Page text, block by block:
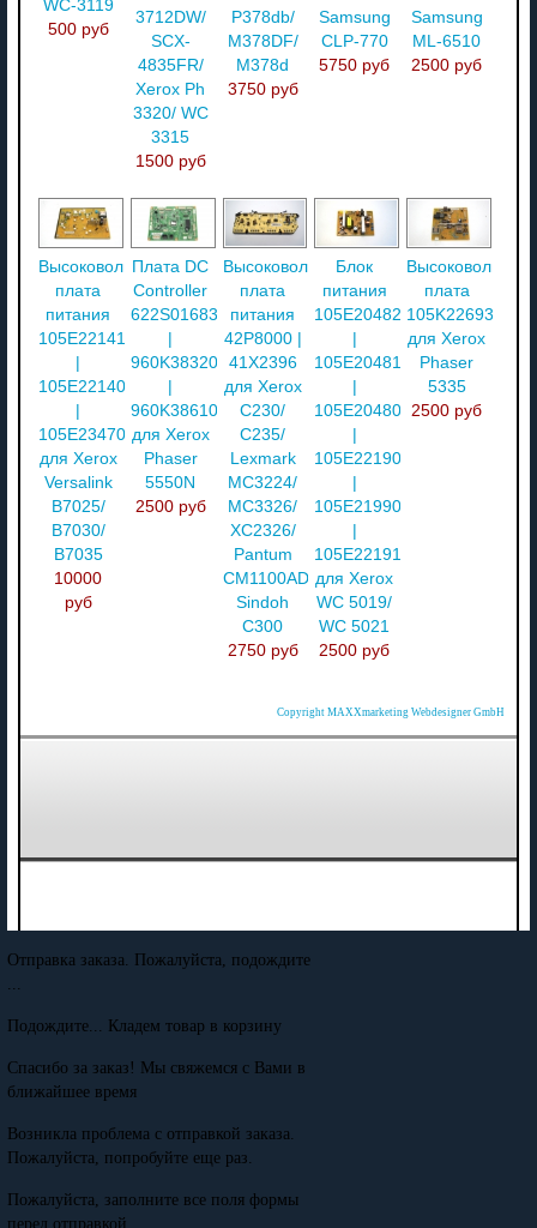
WC-3119
500 руб
3712DW/
SCX-
4835FR/
Xerox Ph
3320/ WC
3315
1500 руб
P378db/
M378DF/
M378d
3750 руб
Samsung
CLP-770
5750 руб
Samsung
ML-6510
2500 руб
Высоковольтная
плата
питания
105E22141
|
105E22140
|
105E23470
для Xerox
Versalink
B7025/
B7030/
B7035
10000
руб
Плата DC
Controller
622S01683
|
960K38320
|
960K38610
для Xerox
Phaser
5550N
2500 руб
Высоковольтная
плата
питания
42P8000 |
41X2396
для Xerox
C230/
C235/
Lexmark
MC3224/
MC3326/
XC2326/
Pantum
CM1100ADW/
Sindoh
C300
2750 руб
Блок
питания
105E20482
|
105E20481
|
105E20480
|
105E22190
|
105E21990
|
105E22191
для Xerox
WC 5019/
WC 5021
2500 руб
Высоковольтная
плата
105K22693
для Xerox
Phaser
5335
2500 руб
Copyright MAXXmarketing Webdesigner GmbH
Отправка заказа. Пожалуйста, подождите
...
Подождите... Кладем товар в корзину
Спасибо за заказ! Мы свяжемся с Вами в
ближайшее время
Возникла проблема с отправкой заказа.
Пожалуйста, попробуйте еще раз.
Пожалуйста, заполните все поля формы
перед отправкой.